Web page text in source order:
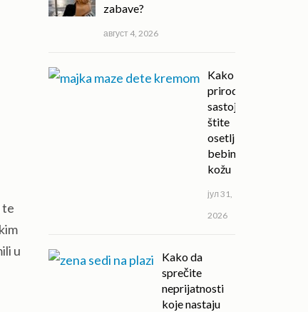
te
u
zabave?
август 4, 2026
Kako
prirodni
sastojci
štite
osetljivu
bebinu
kožu
јул 31,
2026
Kako da
sprečite
neprijatnosti
koje nastaju